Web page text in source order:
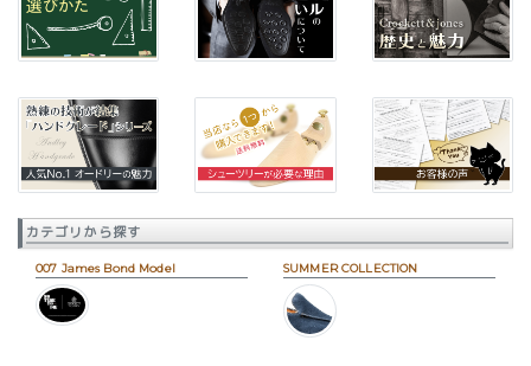
カテゴリから探す
007 James Bond Model SUMMER COLLECTION